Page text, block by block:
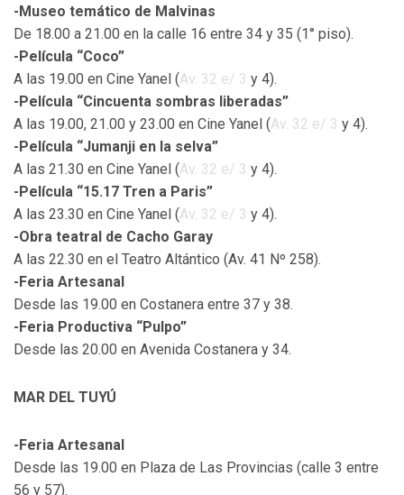
-Museo temático de Malvinas
De 18.00 a 21.00 en la calle 16 entre 34 y 35 (1° piso).
-Película “Coco”
A las 19.00 en Cine Yanel (Av. 32 e/ 3 y 4).
-Película “Cincuenta sombras liberadas”
A las 19.00, 21.00 y 23.00 en Cine Yanel (Av. 32 e/ 3 y 4).
-Película “Jumanji en la selva”
A las 21.30 en Cine Yanel (Av. 32 e/ 3 y 4).
-Película “15.17 Tren a Paris”
A las 23.30 en Cine Yanel (Av. 32 e/ 3 y 4).
-Obra teatral de Cacho Garay
A las 22.30 en el Teatro Altántico (Av. 41 Nº 258).
-Feria Artesanal
Desde las 19.00 en Costanera entre 37 y 38.
-Feria Productiva “Pulpo”
Desde las 20.00 en Avenida Costanera y 34.
MAR DEL TUYÚ
-Feria Artesanal
Desde las 19.00 en Plaza de Las Provincias (calle 3 entre
56 y 57).